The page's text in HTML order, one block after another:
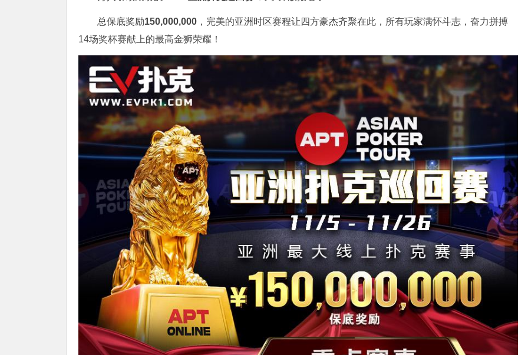
总保底奖励150,000,000 ，完美的亚洲时区赛程让四方豪杰齐聚在此，所有玩家满怀斗志，奋力拼搏
14场奖杯赛献上的最高金狮荣耀！